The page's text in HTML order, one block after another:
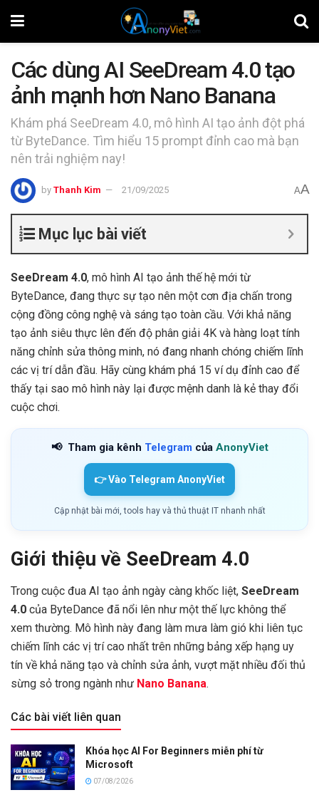
Các dùng AI SeeDream 4.0 tạo
ảnh mạnh hơn Nano Banana
Khám phá SeeDream 4.0, mô hình AI tạo ảnh đột phá
từ ByteDance. Tìm hiểu 15 prompt đỉnh cao mà bạn
nên trải nghiệm nay!
by Thanh Kim 21/09/2025 AA
Mục lục bài viết
SeeDream 4.0, mô hình AI tạo ảnh thế hệ mới từ
ByteDance, đang thực sự tạo nên một cơn địa chấn trong
cộng đồng công nghệ và sáng tạo toàn cầu. Với khả năng
tạo ảnh siêu thực lên đến độ phân giải 4K và hàng loạt tính
năng chỉnh sửa thông minh, nó đang nhanh chóng chiếm lĩnh
các vị trí dẫn đầu. Hãy cùng khám phá 15 ví dụ đỉnh cao để
thấy tại sao mô hình này lại được mệnh danh là kẻ thay đổi
cuộc chơi.
📢 Tham gia kênh Telegram của AnonyViet
👉 Vào Telegram AnonyViet
Cập nhật bài mới, tools hay và thủ thuật IT nhanh nhất
Giới thiệu về SeeDream 4.0
Trong cuộc đua AI tạo ảnh ngày càng khốc liệt, SeeDream
4.0 của ByteDance đã nổi lên như một thế lực không thể
xem thường. Mô hình này đang làm mưa làm gió khi liên tục
chiếm lĩnh các vị trí cao nhất trên những bảng xếp hạng uy
tín về khả năng tạo và chỉnh sửa ảnh, vượt mặt nhiều đối thủ
sừng sỏ trong ngành như Nano Banana.
Các bài viết liên quan
Khóa học AI For Beginners miễn phí từ
Microsoft
07/08/2026